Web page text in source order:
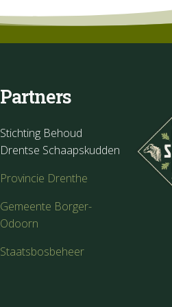
Partners
Stichting Behoud
Drentse Schaapskudden
Provincie Drenthe
Gemeente Borger-
Odoorn
Staatsbosbeheer